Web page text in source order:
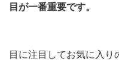
目が一番重要です。
目に注目してお気に入り